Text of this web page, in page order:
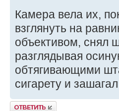
Камера вела их,
взглянуть на
объективом, снял
разглядывая
обтягивающими
сигарету и
Ответить